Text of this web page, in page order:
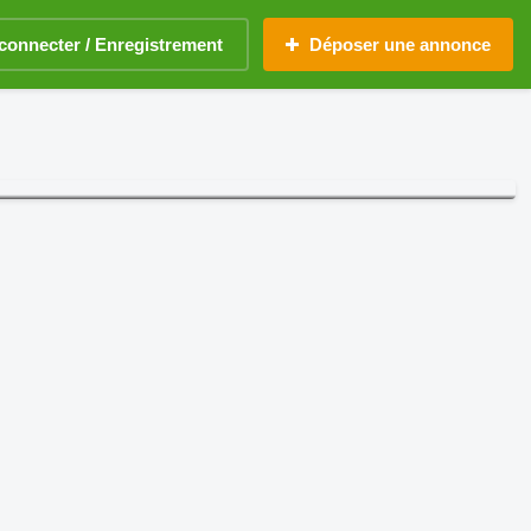
/ Enregistrement Déposer une annonce